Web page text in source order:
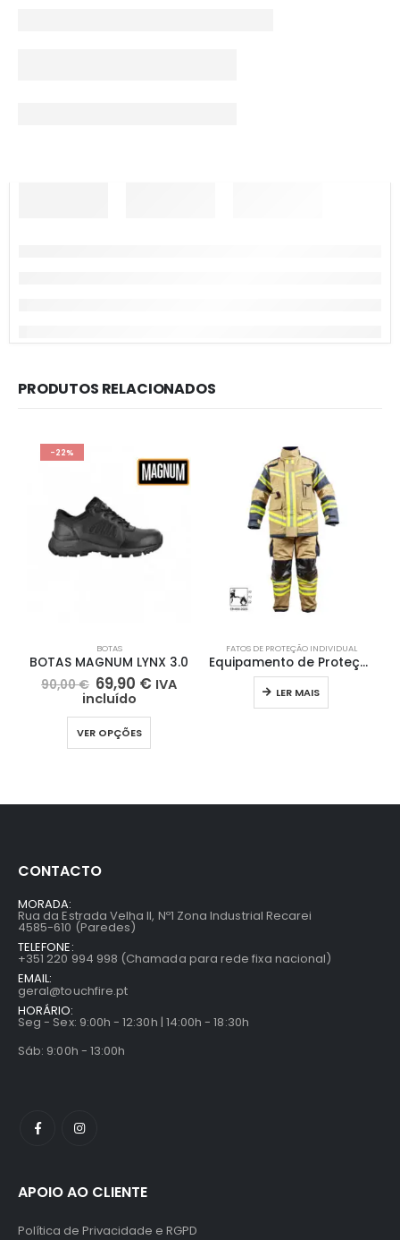
PRODUTOS RELACIONADOS
-22%
BOTAS
BOTAS MAGNUM LYNX 3.0
90,00€ 69,90 € IVA
incluído
VER OPÇÕES
FATOS DE PROTEÇÃO INDIVIDUAL
Equipamento de Proteção Individual Estrutural FYRPRO® XTREME PRO Design
LER MAIS
CONTACTO
MORADA:
Rua da Estrada Velha II, Nº1 Zona Industrial Recarei
4585-610 (Paredes)
TELEFONE:
+351 220 994 998 (Chamada para rede fixa nacional)
EMAIL:
geral@touchfire.pt
HORÁRIO:
Seg - Sex: 9:00h - 12:30h | 14:00h - 18:30h
Sáb: 9:00h - 13:00h
APOIO AO CLIENTE
Política de Privacidade e RGPD